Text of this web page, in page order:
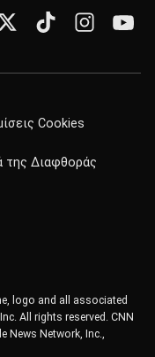
Cookies
της Διαφθοράς
logo and all associated
All rights reserved. CNN
News Network, Inc.,